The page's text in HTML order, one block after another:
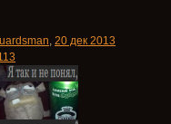
, 20 дек 2013